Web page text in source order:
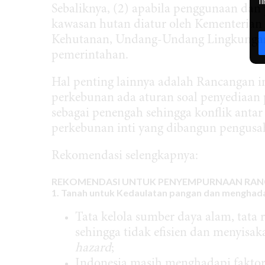
Sebaliknya, (2) apabila penggunaan dan
kawasan hutan diatur oleh
Kehutanan, Undang-Undang
pemerintahan.
Hal penting lainnya adalah Rancangan
perkebunan ada aturan soal
sebagai penengah sehingga konflik
perkebunan inti yang dibangun
Rekomendasi selengkapnya:
REKOMENDASI UNTUK PENYEMPURNAAN
1. Tanah untuk Kedaulatan pangan dan
Tata kelola sumber daya alam,
sehingga tidak efisien dan
hazard;